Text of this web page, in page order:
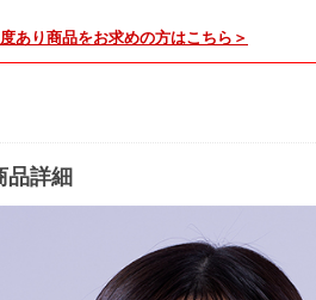
度あり商品をお求めの方はこちら＞
品詳細